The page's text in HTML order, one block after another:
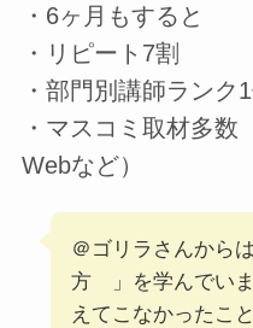
・6ヶ月もすると
・リピート7割
・部門別講師ランク
・マスコミ取材多数
Webなど）
＠ゴリラさんから
方 」を学んでい
えてこなかったこ